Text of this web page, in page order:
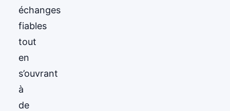
échanges
fiables
tout
en
s’ouvrant
à
de